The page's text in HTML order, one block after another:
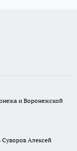
и Воронежской
Алексей